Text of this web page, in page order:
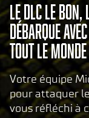
Le DLC Le
débarque
tout le
Votre équipe
pour attaquer
vous réfléchi à